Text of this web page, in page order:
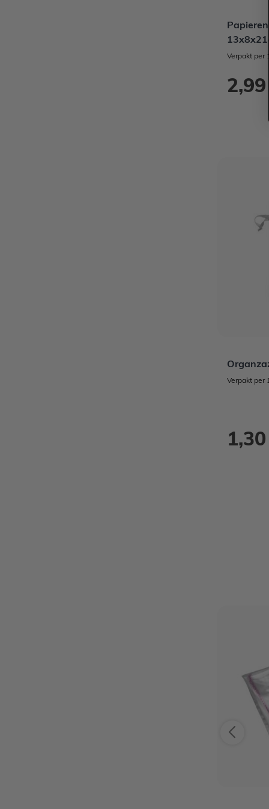
Verpakt per
2,99
Verpakt per
1,30